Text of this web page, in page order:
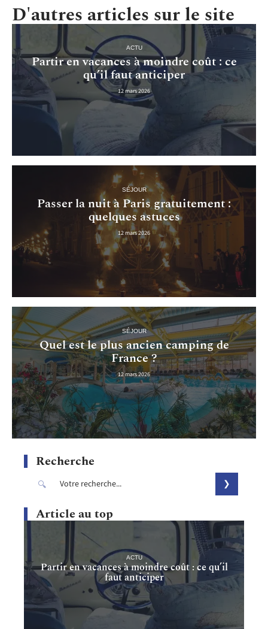
D'autres articles sur le site
ACTU
Partir en vacances à moindre coût : ce
qu’il faut anticiper
12 mars 2026
SÉJOUR
Passer la nuit à Paris gratuitement :
quelques astuces
12 mars 2026
SÉJOUR
Quel est le plus ancien camping de
France ?
12 mars 2026
Recherche
Article au top
ACTU
Partir en vacances à moindre coût : ce qu’il
faut anticiper